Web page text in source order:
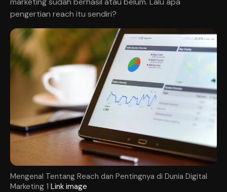
pengertian reach itu sendiri?
Mengenal Tentang Reach dan Pentingnya di Dunia Digital
Marketing 1 Link image